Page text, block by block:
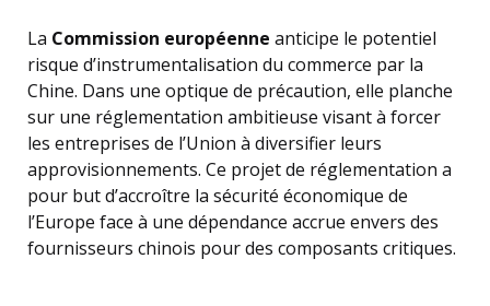
La Commission européenne anticipe le potentiel
risque d’instrumentalisation du commerce par la
Chine. Dans une optique de précaution, elle planche
sur une réglementation ambitieuse visant à forcer
les entreprises de l’Union à diversifier leurs
approvisionnements. Ce projet de réglementation a
pour but d’accroître la sécurité économique de
l’Europe face à une dépendance accrue envers des
fournisseurs chinois pour des composants critiques.